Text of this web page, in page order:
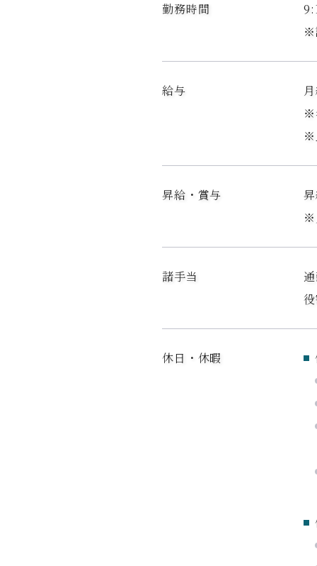
勤務時間
※
給与
※
※
昇給・賞与
※
諸手当
休日・休暇